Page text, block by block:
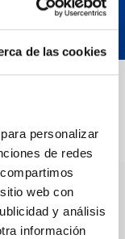
de las cookies
personalizar
de redes
web con
y análisis
información
Tarragona